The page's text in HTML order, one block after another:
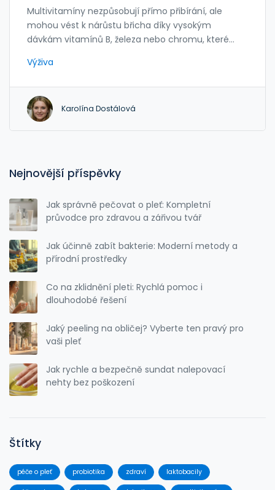
Multivitamíny nezpůsobují přímo přibírání, ale
mohou vést k nárůstu břicha díky vysokým
dávkám vitamínů B, železa nebo chromu, které
způsobuje vaše břicho.
Výživa
Karolína Dostálová
Nejnovější příspěvky
Jak správně pečovat o pleť: Kompletní
průvodce pro zdravou a zářivou tvář
Jak účinně zabít bakterie: Moderní metody a
přírodní prostředky
Co na zklidnění pleti: Rychlá pomoc i
dlouhodobé řešení
Jaký peeling na obličej? Vyberte ten pravý pro
vaši pleť
Jak rychle a bezpečně sundat nalepovací
nehty bez poškození
Štítky
péče o pleť probiotika zdraví laktobacily